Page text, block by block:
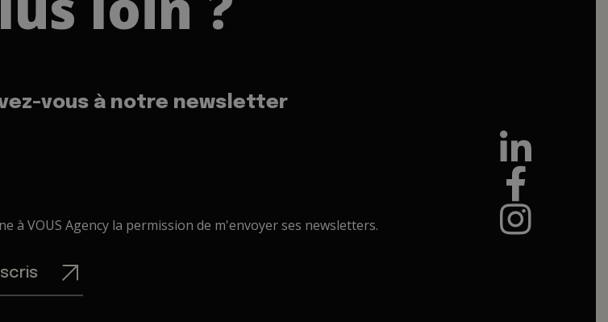
vous à notre newsletter
à VOUS Agency la permission de m'envoyer ses newsletters.